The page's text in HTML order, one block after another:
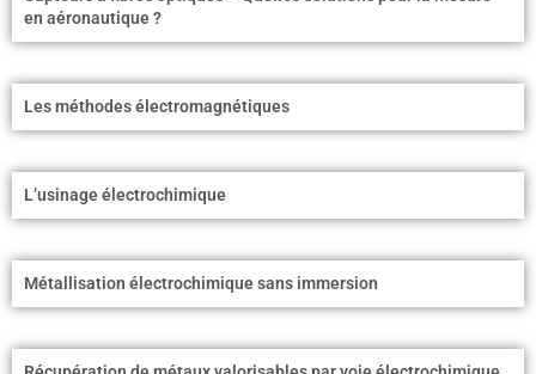
en aéronautique ?
Les méthodes électromagnétiques
L’usinage électrochimique
Métallisation électrochimique sans immersion